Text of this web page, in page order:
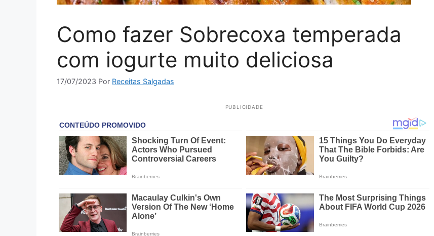
Como fazer Sobrecoxa temperada
com iogurte muito deliciosa
17/07/2023 Por Receitas Salgadas
PUBLICIDADE